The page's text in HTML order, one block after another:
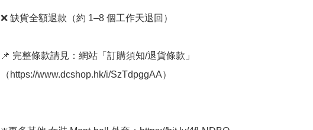
❌ 缺貨全額退款（約 1–8 個工作天退回）
📌 完整條款請見：網站「訂購須知/退貨條款」
（https://www.dcshop.hk/i/SzTdpggAA）